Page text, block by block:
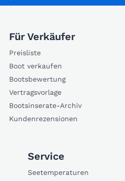
Für Verkäufer
Preisliste
Boot verkaufen
Bootsbewertung
Vertragsvorlage
Bootsinserate-Archiv
Kundenrezensionen
Service
Seetemperaturen